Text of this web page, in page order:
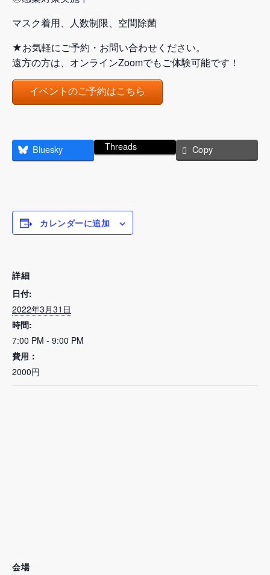
マスク着用、人数制限、空間除菌
★お気軽にご予約・お問い合わせください。
遠方の方は、オンラインZoomでもご体験可能です！
イベントのご予約はこちら
Bluesky Threads Copy
カレンダーに追加
詳細
日付:
2022年3月31日
時間:
7:00 PM - 9:00 PM
費用：
2000円
会場